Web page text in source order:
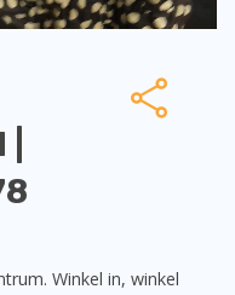
Winkel in, winkel